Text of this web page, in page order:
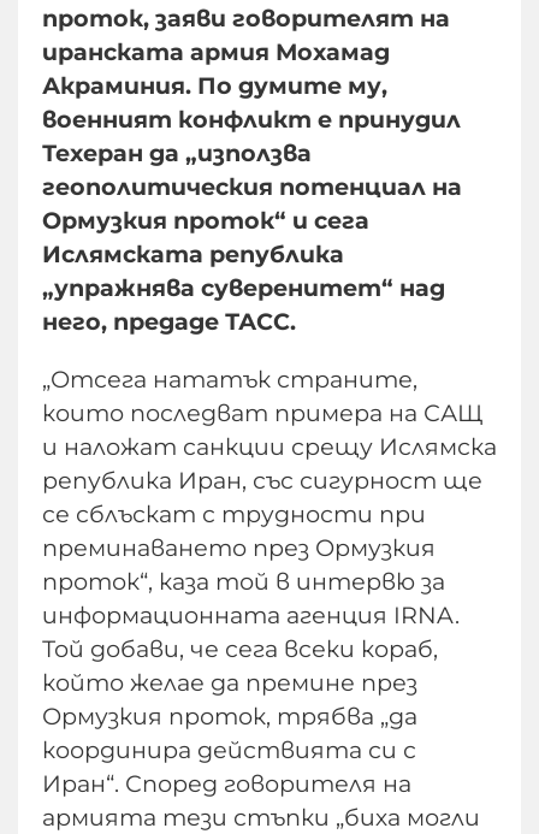
проток, заяви говорителят на
иранската армия Мохамад
Акраминия. По думите му,
военният конфликт е принудил
Техеран да „използва
геополитическия потенциал на
Ормузкия проток“ и сега
Ислямската република
„упражнява суверенитет“ над
него, предаде ТАСС.
„Отсега нататък страните,
които последват примера на САЩ
и наложат санкции срещу Ислямска
република Иран, със сигурност ще
се сблъскат с трудности при
преминаването през Ормузкия
проток“, каза той в интервю за
информационната агенция IRNA.
Той добави, че сега всеки кораб,
който желае да премине през
Ормузкия проток, трябва „да
координира действията си с
Иран“. Според говорителя на
армията тези стъпки „биха могли